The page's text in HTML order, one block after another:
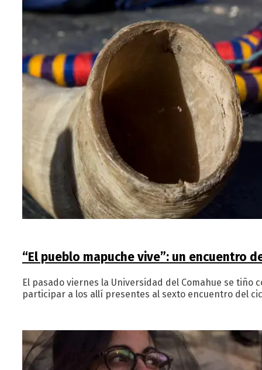
“El pueblo mapuche vive”: un encuentro
El pasado viernes la Universidad del Comahue se
participar a los allí presentes al sexto encuentro del